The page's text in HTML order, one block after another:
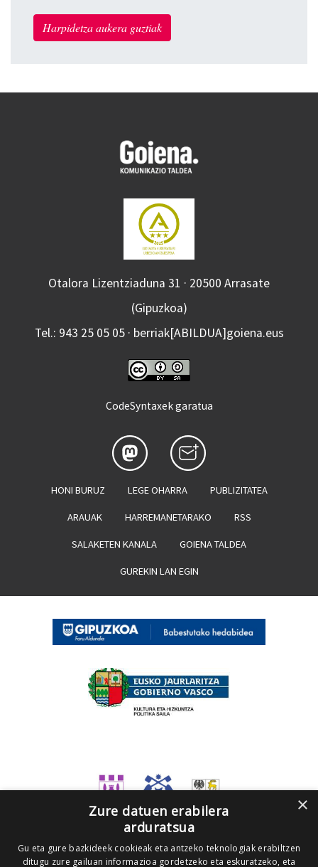
Harpidetza aukera guztiak
Otalora Lizentziaduna 31 · 20500 Arrasate
(Gipuzkoa)
Tel.: 943 25 05 05 · berriak[ABILDUA]goiena.eus
CodeSyntaxek garatua
HONI BURUZ LEGE OHARRA PUBLIZITATEA
ARAUAK HARREMANETARAKO RSS
SALAKETEN KANALA GOIENA TALDEA
GUREKIN LAN EGIN
×
Zure datuen erabilera
arduratsua
Gu eta gure bazkideek cookieak eta antzeko teknologiak erabiltzen
ditugu zure gailuan informazioa gordetzeko eta eskuratzeko, eta